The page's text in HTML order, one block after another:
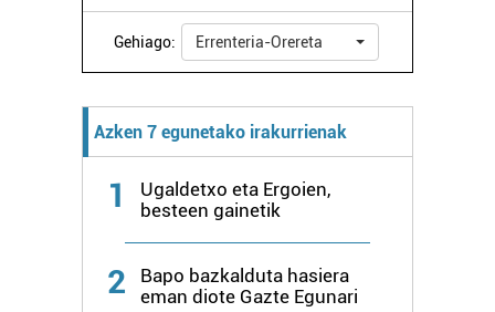
Gehiago: Errenteria-Orereta
Azken 7 egunetako irakurrienak
1
Ugaldetxo eta Ergoien,
besteen gainetik
2
Bapo bazkalduta hasiera
eman diote Gazte Egunari